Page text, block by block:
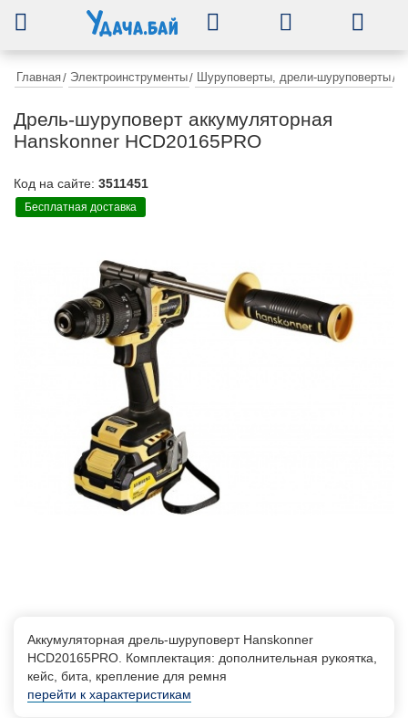
Главная/ Электроинструменты/ Шуруповерты, дрели-шуруповерты/
Дрель-шуруповерт аккумуляторная
Hanskonner HCD20165PRO
Код на сайте: 3511451
Бесплатная доставка
Аккумуляторная дрель-шуруповерт Hanskonner
HCD20165PRO. Комплектация: дополнительная рукоятка,
кейс, бита, крепление для ремня
перейти к характеристикам